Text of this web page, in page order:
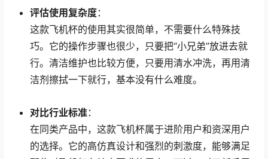
评估使用复杂度：
这款飞机杯的使用其实很简单，不需要什么特殊技
巧。它的操作步骤也很少，只要把“小兄弟”放进去就
行。清洁维护也比较方便，只要用清水冲洗，再用清
洁剂擦拭一下就行，基本没有什么难度。
对比行业标准：
在同类产品中，这款飞机杯属于进阶用户和资深用户
的选择。它的高仿真设计和强烈的刺激度，能够满足